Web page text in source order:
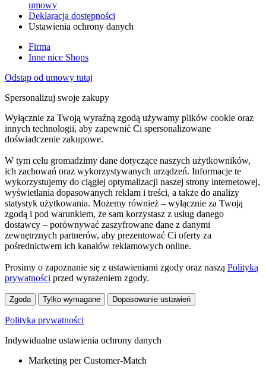
umowy
Deklaracja dostępności
Ustawienia ochrony danych
Firma
Inne nice Shops
Odstąp od umowy tutaj
Spersonalizuj swoje zakupy
Wyłącznie za Twoją wyraźną zgodą używamy plików cookie oraz
innych technologii, aby zapewnić Ci spersonalizowane
doświadczenie zakupowe.
W tym celu gromadzimy dane dotyczące naszych użytkowników,
ich zachowań oraz wykorzystywanych urządzeń. Informacje te
wykorzystujemy do ciągłej optymalizacji naszej strony internetowej,
wyświetlania dopasowanych reklam i treści, a także do analizy
statystyk użytkowania. Możemy również – wyłącznie za Twoją
zgodą i pod warunkiem, że sam korzystasz z usług danego
dostawcy – porównywać zaszyfrowane dane z danymi
zewnętrznych partnerów, aby prezentować Ci oferty za
pośrednictwem ich kanałów reklamowych online.
Prosimy o zapoznanie się z ustawieniami zgody oraz naszą Polityką
prywatności przed wyrażeniem zgody.
Zgoda Tylko wymagane Dopasowanie ustawień
Polityka prywatności
Indywidualne ustawienia ochrony danych
Marketing per Customer-Match